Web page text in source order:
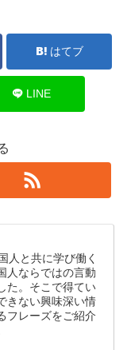
はてブ
LINE
人と共に学び働く
人ならではの言動
た。そこで得てい
きない興味深い情
フレーズをご紹介